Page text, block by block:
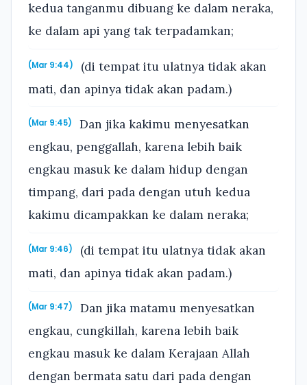
kedua tanganmu dibuang ke dalam neraka,
ke dalam api yang tak terpadamkan;
(Mar 9:44)
(di tempat itu ulatnya tidak akan
mati, dan apinya tidak akan padam.)
(Mar 9:45)
Dan jika kakimu menyesatkan
engkau, penggallah, karena lebih baik
engkau masuk ke dalam hidup dengan
timpang, dari pada dengan utuh kedua
kakimu dicampakkan ke dalam neraka;
(Mar 9:46)
(di tempat itu ulatnya tidak akan
mati, dan apinya tidak akan padam.)
(Mar 9:47)
Dan jika matamu menyesatkan
engkau, cungkillah, karena lebih baik
engkau masuk ke dalam Kerajaan Allah
dengan bermata satu dari pada dengan